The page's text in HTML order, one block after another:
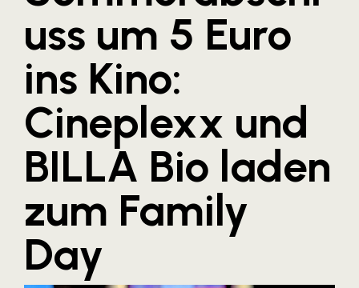
ALEX Krems
Amazon Web Services
Artweger
AustroCel Hallein
Blaguss
Bundesverband Sonnenschutztechnik
Cineplexx
Colmobil Austria
Controller Institut
uss um 5 Euro
ins Kino:
Cineplexx und
BILLA Bio laden
zum Family
Day